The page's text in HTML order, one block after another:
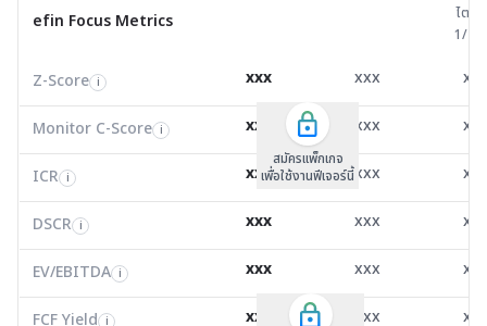
efin Focus Metrics ไตรมาส
Z-Score i 8.95 5.78
Monitor C-Score
0.00 0.00
ICR i 34.32 106.07
DSCR
EV/EBITDA
100,372.00 4.83
FCF Yield i 31.89 0.00
FCF/Net Income
0.00 0.00
efin Focus Metrics
ไตรม
1/
Z-Score i
Monitor C-Score i
ICR i
DSCR i
สมัครแพ็คเกจ B
เพื่อใช้งานฟีเจอร์นี้
EV/EBITDA
FCF Yield i
FCF/Net Income
Net Debt/EBITDA
ROIC i
สมัครแพ็คเกจ B
เพื่อใช้งานฟีเจอร์นี้
Z-Score i xxx xxx
Monitor C-Score i xxx xxx
ICR i xxx xxx
DSCR i xxx xxx
สมัครแพ็กเกจ
เพื่อใช้งานฟีเจอร์นี้
EV/EBITDA i xxx xxx
FCF Yield i xxx xxx